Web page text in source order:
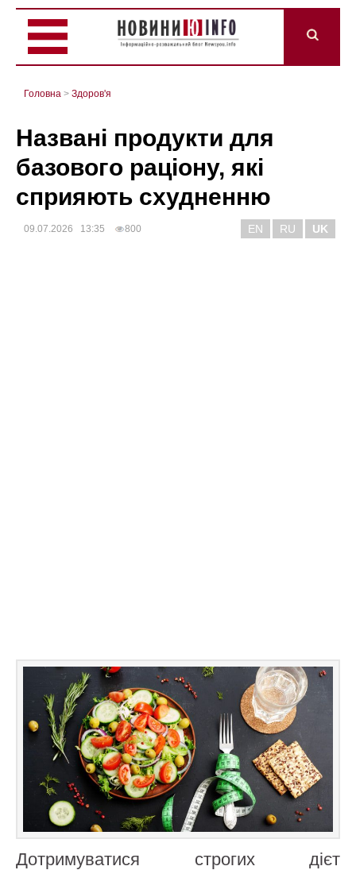
Головна > Здоров'я
Названі продукти для
базового раціону, які
сприяють схудненню
09.07.2026 13:35 800 EN RU UK
Дотримуватися строгих дієт